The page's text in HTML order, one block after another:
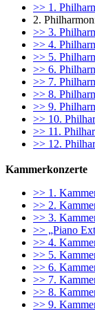
>> 1.
2.
>> 3.
>> 4.
>> 5.
>> 6.
>> 7.
>> 8.
>> 9.
>> 10.
>> 11.
>> 12.
Kammerkonzerte
>> 1.
>> 2.
>> 3.
>> „Piano
>> 4.
>> 5.
>> 6.
>> 7.
>> 8.
>> 9.